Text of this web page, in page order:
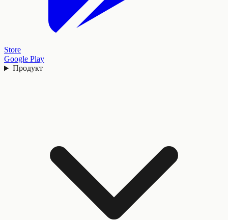
Store
Google Play
Продукт